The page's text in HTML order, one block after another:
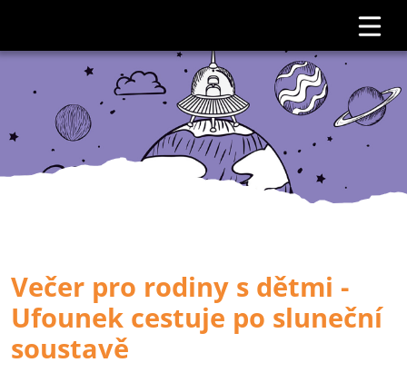
Večer pro rodiny s dětmi -
Ufounek cestuje po sluneční
soustavě